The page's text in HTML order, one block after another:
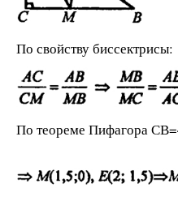
По свойству биссектрисы:
По теореме Пифагора